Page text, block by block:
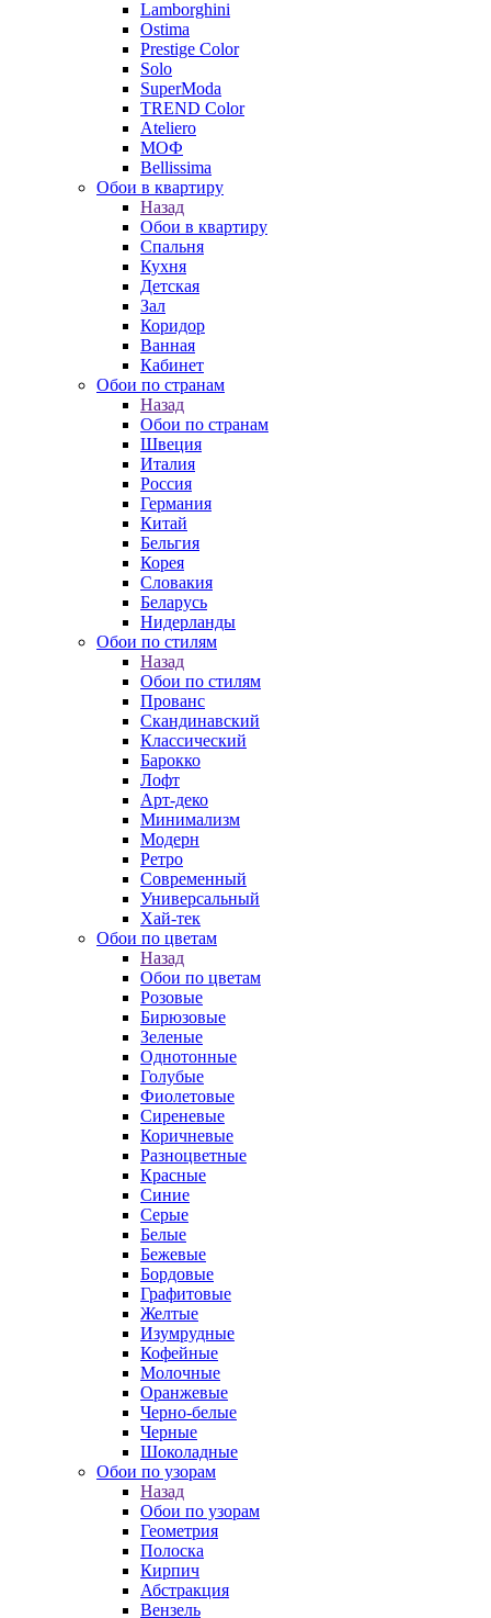
Lamborghini
Ostima
Prestige Color
Solo
SuperModa
TREND Color
Ateliero
МОФ
Bellissima
Обои в квартиру
Назад
Обои в квартиру
Спальня
Кухня
Детская
Зал
Коридор
Ванная
Кабинет
Обои по странам
Назад
Обои по странам
Швеция
Италия
Россия
Германия
Китай
Бельгия
Корея
Словакия
Беларусь
Нидерланды
Обои по стилям
Назад
Обои по стилям
Прованс
Скандинавский
Классический
Барокко
Лофт
Арт-деко
Минимализм
Модерн
Ретро
Современный
Универсальный
Хай-тек
Обои по цветам
Назад
Обои по цветам
Розовые
Бирюзовые
Зеленые
Однотонные
Голубые
Фиолетовые
Сиреневые
Коричневые
Разноцветные
Красные
Синие
Серые
Белые
Бежевые
Бордовые
Графитовые
Желтые
Изумрудные
Кофейные
Молочные
Оранжевые
Черно-белые
Черные
Шоколадные
Обои по узорам
Назад
Обои по узорам
Геометрия
Полоска
Кирпич
Абстракция
Вензель